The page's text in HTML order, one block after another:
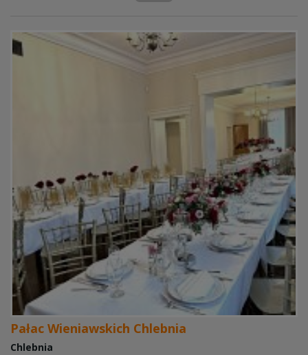
Pałac Wieniawskich Chlebnia
Chlebnia